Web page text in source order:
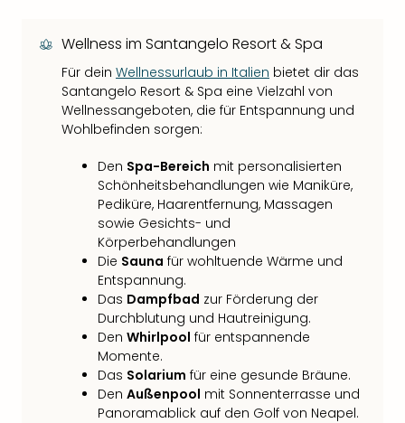
Wellness im Santangelo Resort & Spa
Für dein Wellnessurlaub in Italien bietet dir das
Santangelo Resort & Spa eine Vielzahl von
Wellnessangeboten, die für Entspannung und
Wohlbefinden sorgen:
Den Spa-Bereich mit personalisierten
Schönheitsbehandlungen wie Maniküre,
Pediküre, Haarentfernung, Massagen
sowie Gesichts- und
Körperbehandlungen
Die Sauna für wohltuende Wärme und
Entspannung.
Das Dampfbad zur Förderung der
Durchblutung und Hautreinigung.
Den Whirlpool für entspannende
Momente.
Das Solarium für eine gesunde Bräune.
Den Außenpool mit Sonnenterrasse und
Panoramablick auf den Golf von Neapel.